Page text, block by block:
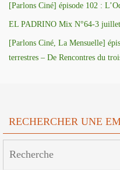
[Parlons Ciné] épisode 102 :
EL PADRINO Mix N°64-3
[Parlons Ciné, La Mensuelle]
terrestres – De Rencontres du
RECHERCHER UNE